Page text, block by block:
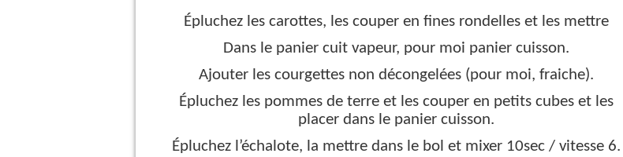
Épluchez les carottes, les couper en fines rondelles et les mettre
Dans le panier cuit vapeur, pour moi panier cuisson.
Ajouter les courgettes non décongelées (pour moi, fraiche).
Épluchez les pommes de terre et les couper en petits cubes et les
placer dans le panier cuisson.
Épluchez l’échalote, la mettre dans le bol et mixer 10sec / vitesse 6.